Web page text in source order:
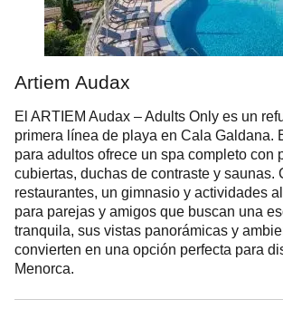
Artiem Audax
El ARTIEM Audax – Adults Only es un
primera línea de playa en Cala Galdana.
para adultos ofrece un spa completo con
cubiertas, duchas de contraste y saunas.
restaurantes, un gimnasio y actividades
para parejas y amigos que buscan una
tranquila, sus vistas panorámicas y
convierten en una opción perfecta para
Menorca.